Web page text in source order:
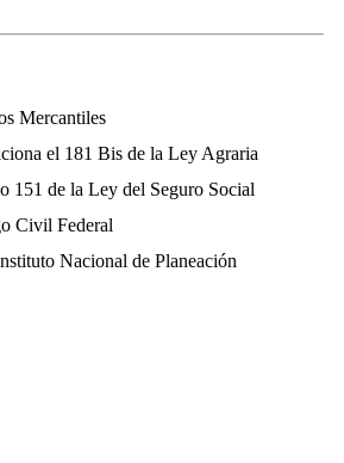
Mercantiles
el 181 Bis de la Ley Agraria
151 de la Ley del Seguro Social
Civil Federal
Nacional de Planeación